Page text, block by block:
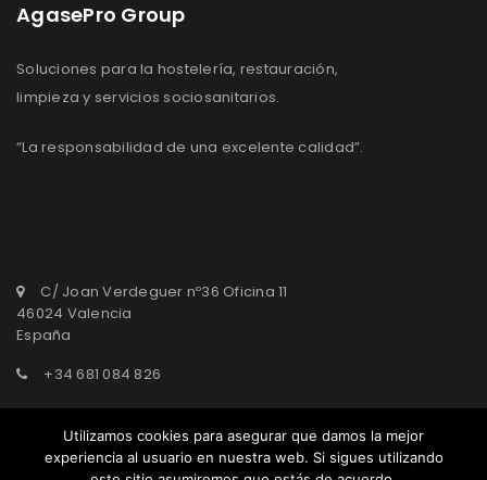
AgasePro Group
Soluciones para la hostelería, restauración,
limpieza y servicios sociosanitarios.
“La responsabilidad de una excelente calidad”.
C/ Joan Verdeguer nº36 Oficina 11
46024 Valencia
España
+34 681 084 826
agasepro@agasepro.com
Utilizamos cookies para asegurar que damos la mejor
experiencia al usuario en nuestra web. Si sigues utilizando